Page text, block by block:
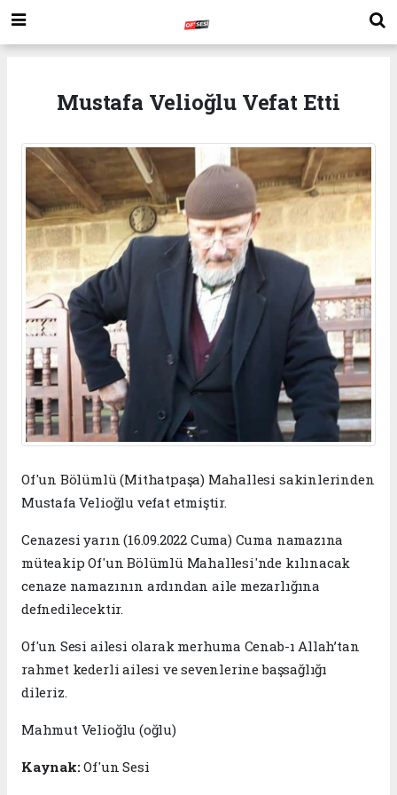
Mustafa Velioğlu Vefat Etti
Of'un Bölümlü (Mithatpaşa) Mahallesi sakinlerinden
Mustafa Velioğlu vefat etmiştir.
Cenazesi yarın (16.09.2022 Cuma) Cuma namazına
müteakip Of'un Bölümlü Mahallesi'nde kılınacak
cenaze namazının ardından aile mezarlığına
defnedilecektir.
Of'un Sesi ailesi olarak merhuma Cenab-ı Allah’tan
rahmet kederli ailesi ve sevenlerine başsağlığı
dileriz.
Mahmut Velioğlu (oğlu)
Kaynak:Of'un Sesi